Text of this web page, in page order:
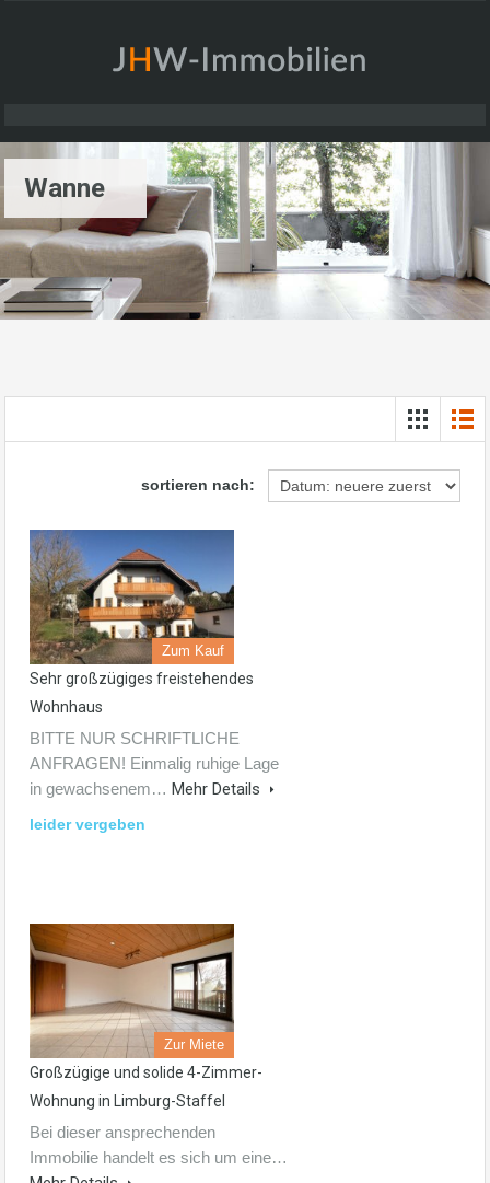
Wanne
sortieren nach:
Zum Kauf
Sehr großzügiges freistehendes
Wohnhaus
BITTE NUR SCHRIFTLICHE
ANFRAGEN! Einmalig ruhige Lage
in gewachsenem… Mehr Details
leider vergeben
Zur Miete
Großzügige und solide 4-Zimmer-
Wohnung in Limburg-Staffel
Bei dieser ansprechenden
Immobilie handelt es sich um eine…